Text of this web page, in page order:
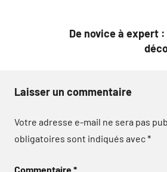
De novice à expert
Laisser un commentaire
Votre adresse e-mail ne sera pas
obligatoires sont indiqués avec*
Commentaire*